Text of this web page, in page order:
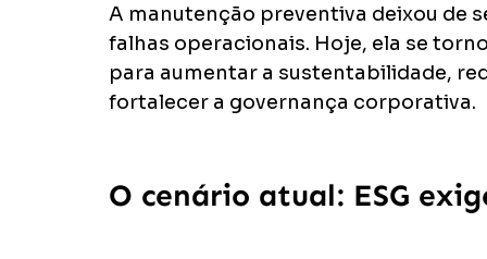
A manutenção preventiva deixou de
falhas operacionais. Hoje, ela se
para aumentar a sustentabilidade,
fortalecer a governança corporativa.
O cenário atual: ESG